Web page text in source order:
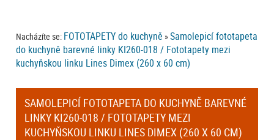
Nacházíte se: FOTOTAPETY do kuchyně »Samolepicí fototapeta
do kuchyně barevné linky KI260-018 / Fototapety mezi
kuchyňskou linku Lines Dimex (260 x 60 cm)
SAMOLEPICÍ FOTOTAPETA DO KUCHYNĚ BAREVNÉ
LINKY KI260-018 / FOTOTAPETY MEZI
KUCHYŇSKOU LINKU LINES DIMEX (260 X 60 CM)